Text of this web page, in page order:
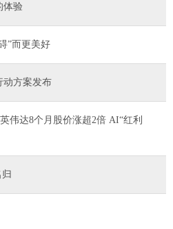
体验
”而更美好
动方案发布
伟达8个月股价涨超2倍 AI“红利